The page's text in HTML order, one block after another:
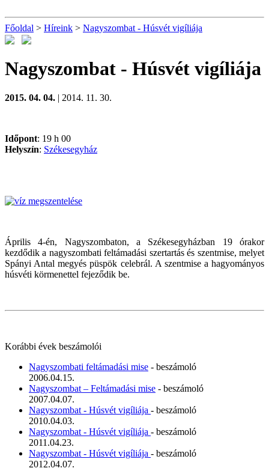
Főoldal > Híreink > Nagyszombat - Húsvét vigíliája
Nagyszombat - Húsvét vigíliája
2015. 04. 04. | 2014. 11. 30.
Időpont: 19 h 00
Helyszín: Székesegyház
Április 4-én, Nagyszombaton, a Székesegyházban 19 órakor
kezdődik a nagyszombati feltámadási szertartás és szentmise, melyet
Spányi Antal megyés püspök celebrál. A szentmise a hagyományos
húsvéti körmenettel fejeződik be.
Korábbi évek beszámolói
Nagyszombati feltámadási mise - beszámoló
2006.04.15.
Nagyszombat – Feltámadási mise - beszámoló
2007.04.07.
Nagyszombat - Húsvét vigíliája - beszámoló
2010.04.03.
Nagyszombat - Húsvét vigíliája - beszámoló
2011.04.23.
Nagyszombat - Húsvét vigíliája - beszámoló
2012.04.07.